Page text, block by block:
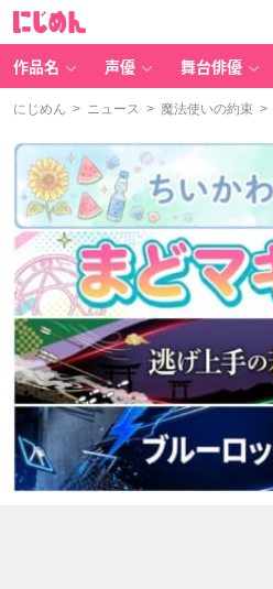
作品名 声優 舞台俳優
にじめん > ニュース > 魔法使いの約束 >